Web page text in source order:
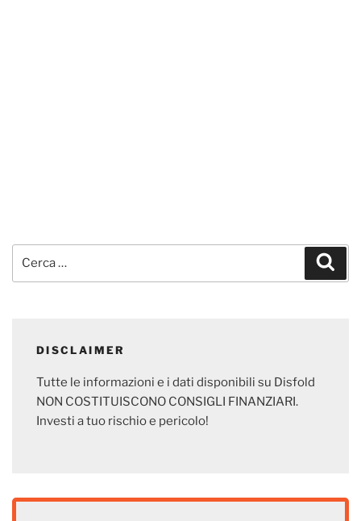
DISCLAIMER
Tutte le informazioni e i dati disponibili su Disfold
NON COSTITUISCONO CONSIGLI FINANZIARI.
Investi a tuo rischio e pericolo!